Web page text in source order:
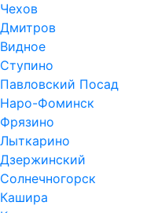
Чехов
Дмитров
Видное
Ступино
Павловский Посад
Наро-Фоминск
Фрязино
Лыткарино
Дзержинский
Солнечногорск
Кашира